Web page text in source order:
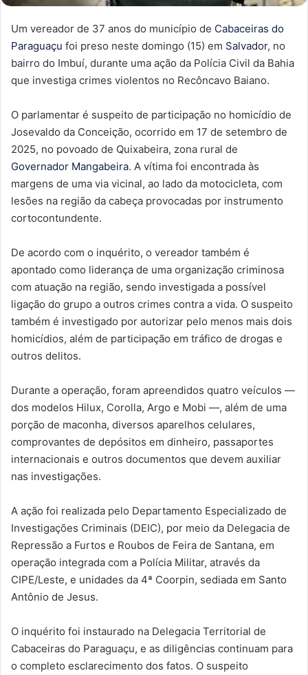
Um vereador de 37 anos do município de Cabaceiras do
Paraguaçu foi preso neste domingo (15) em Salvador, no
bairro do Imbuí, durante uma ação da Polícia Civil da Bahia
que investiga crimes violentos no Recôncavo Baiano.
O parlamentar é suspeito de participação no homicídio de
Josevaldo da Conceição, ocorrido em 17 de setembro de
2025, no povoado de Quixabeira, zona rural de
Governador Mangabeira. A vítima foi encontrada às
margens de uma via vicinal, ao lado da motocicleta, com
lesões na região da cabeça provocadas por instrumento
cortocontundente.
De acordo com o inquérito, o vereador também é
apontado como liderança de uma organização criminosa
com atuação na região, sendo investigada a possível
ligação do grupo a outros crimes contra a vida. O suspeito
também é investigado por autorizar pelo menos mais dois
homicídios, além de participação em tráfico de drogas e
outros delitos.
Durante a operação, foram apreendidos quatro veículos —
dos modelos Hilux, Corolla, Argo e Mobi —, além de uma
porção de maconha, diversos aparelhos celulares,
comprovantes de depósitos em dinheiro, passaportes
internacionais e outros documentos que devem auxiliar
nas investigações.
A ação foi realizada pelo Departamento Especializado de
Investigações Criminais (DEIC), por meio da Delegacia de
Repressão a Furtos e Roubos de Feira de Santana, em
operação integrada com a Polícia Militar, através da
CIPE/Leste, e unidades da 4ª Coorpin, sediada em Santo
Antônio de Jesus.
O inquérito foi instaurado na Delegacia Territorial de
Cabaceiras do Paraguaçu, e as diligências continuam para
o completo esclarecimento dos fatos. O suspeito